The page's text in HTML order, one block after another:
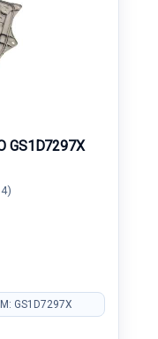
GS1D7297X
GS1D7297X